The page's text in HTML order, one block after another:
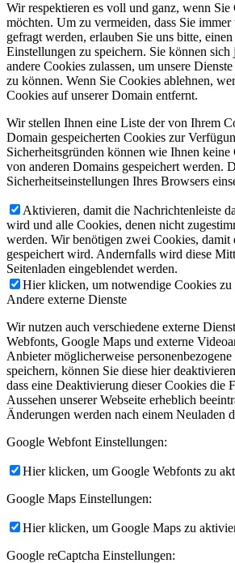
Wir respektieren es voll und ganz, wenn Sie
möchten. Um zu vermeiden, dass Sie
gefragt werden, erlauben Sie uns bitte,
Einstellungen zu speichern. Sie können sich
andere Cookies zulassen, um unsere
zu können. Wenn Sie Cookies ablehnen,
Cookies auf unserer Domain entfernt.
Wir stellen Ihnen eine Liste der von Ihrem
Domain gespeicherten Cookies zur
Sicherheitsgründen können wie Ihnen keine
von anderen Domains gespeichert werden.
Sicherheitseinstellungen Ihres Browsers
Aktivieren, damit die Nachrichtenleiste
wird und alle Cookies, denen nicht
werden. Wir benötigen zwei Cookies, damit
gespeichert wird. Andernfalls wird diese
Seitenladen eingeblendet werden.
Hier klicken, um notwendige Cookies
Andere externe Dienste
Wir nutzen auch verschiedene externe
Webfonts, Google Maps und externe
Anbieter möglicherweise
speichern, können Sie diese hier
dass eine Deaktivierung dieser Cookies die
Aussehen unserer Webseite erheblich
Änderungen werden nach einem Neuladen
Google Webfont Einstellungen:
Hier klicken, um Google Webfonts zu
Google Maps Einstellungen:
Hier klicken, um Google Maps zu
Google reCaptcha Einstellungen: